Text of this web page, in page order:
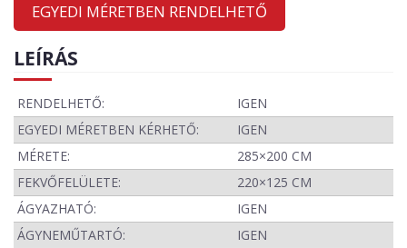
EGYEDI MÉRETBEN RENDELHETŐ
LEÍRÁS
RENDELHETŐ:
IGEN
EGYEDI MÉRETBEN KÉRHETŐ:
IGEN
MÉRETE:
285×200 CM
FEKVŐFELÜLETE:
220×125 CM
ÁGYAZHATÓ:
IGEN
ÁGYNEMŰTARTÓ:
IGEN